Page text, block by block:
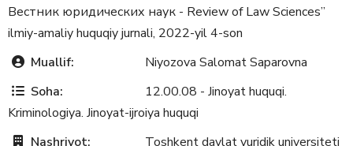
Вестник юридических наук - Review of Law Sciences”
ilmiy-amaliy huquqiy jurnali, 2022-yil 4-son
Muallif:
Niyozova Salomat Saparovna
Soha:
12.00.08 - Jinoyat huquqi.
Kriminologiya. Jinoyat-ijroiya huquqi
Nashriyot:
Toshkent davlat yuridik universiteti